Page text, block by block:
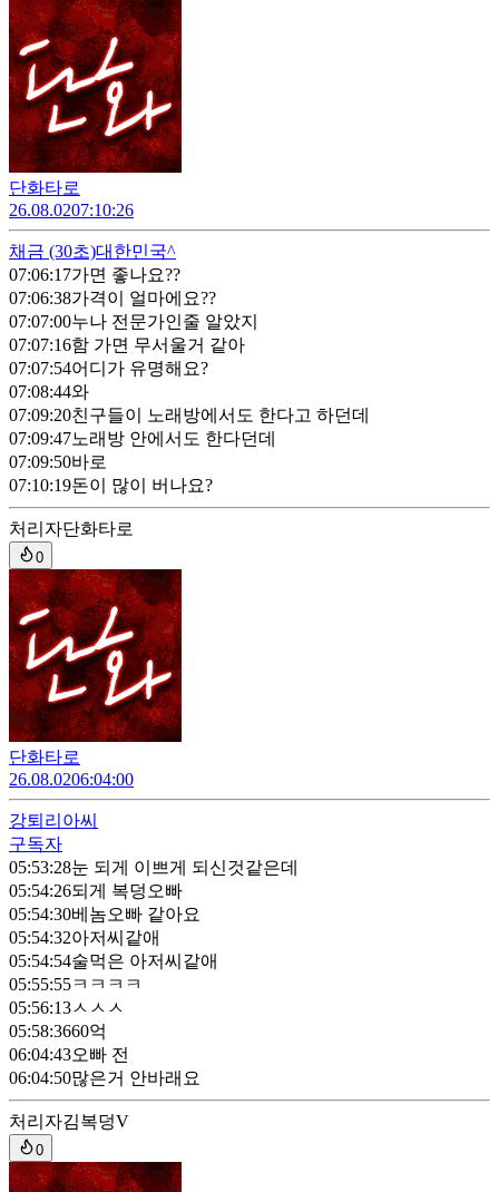
단화타로
26.08.0207:10:26
채금 (30초)대한민국^
07:06:17가면 좋나요??
07:06:38가격이 얼마에요??
07:07:00누나 전문가인줄 알았지
07:07:16함 가면 무서울거 같아
07:07:54어디가 유명해요?
07:08:44와
07:09:20친구들이 노래방에서도 한다고 하던데
07:09:47노래방 안에서도 한다던데
07:09:50바로
07:10:19돈이 많이 버나요?
처리자단화타로
0
단화타로
26.08.0206:04:00
강퇴 리아씨
구독자
05:53:28눈 되게 이쁘게 되신것같은데
05:54:26되게 복덩오빠
05:54:30베놈오빠 같아요
05:54:32아저씨같애
05:54:54술먹은 아저씨같애
05:55:55ㅋㅋㅋㅋ
05:56:13ㅅㅅㅅ
05:58:3660억
06:04:43오빠 전
06:04:50많은거 안바래요
처리자김복덩V
0